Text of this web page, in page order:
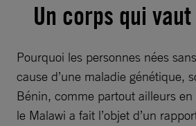
Un corps qui vaut
Pourquoi les personnes nées
cause d’une maladie génétique,
Bénin, comme partout ailleurs
le Malawi a fait l’objet d’un